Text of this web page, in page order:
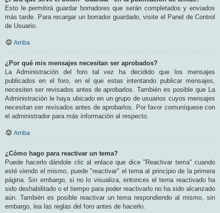
Esto le permitirá guardar borradores que serán completados y enviados
más tarde. Para recargar un borrador guardado, visite el Panel de Control
de Usuario.
Arriba
¿Por qué mis mensajes necesitan ser aprobados?
La Administración del foro tal vez ha decidido que los mensajes
publicados en el foro, en el que estas intentando publicar mensajes,
necesiten ser revisados antes de aprobarlos. También es posible que La
Administración le haya ubicado en un grupo de usuarios cuyos mensajes
necesitan ser revisados antes de aprobarlos. Por favor comuníquese con
el administrador para más información al respecto.
Arriba
¿Cómo hago para reactivar un tema?
Puede hacerlo dándole clic al enlace que dice "Reactivar tema" cuando
esté viendo el mismo, puede "reactivar" el tema al principio de la primera
página. Sin embargo, si no lo visualiza, entonces el tema reactivado ha
sido deshabilitado o el tiempo para poder reactivarlo no ha sido alcanzado
aún. También es posible reactivar un tema respondiendo al mismo, sin
embargo, lea las reglas del foro antes de hacerlo.